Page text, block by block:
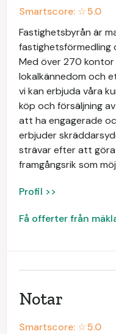
Smartscore: ☆5.0
Fastighetsbyrån är
fastighetsförmedling
Med över 270 kontor
lokalkännedom och
vi kan erbjuda våra
köp och försäljning
att ha engagerade
erbjuder
strävar efter att
framgångsrik som
Profil >>
Få offerter från
Notar
Smartscore: ☆5.0